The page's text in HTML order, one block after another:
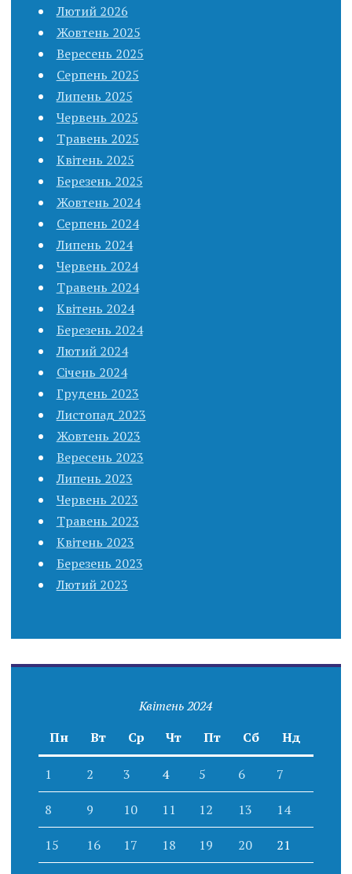
Лютий 2026
Жовтень 2025
Вересень 2025
Серпень 2025
Липень 2025
Червень 2025
Травень 2025
Квітень 2025
Березень 2025
Жовтень 2024
Серпень 2024
Липень 2024
Червень 2024
Травень 2024
Квітень 2024
Березень 2024
Лютий 2024
Січень 2024
Грудень 2023
Листопад 2023
Жовтень 2023
Вересень 2023
Липень 2023
Червень 2023
Травень 2023
Квітень 2023
Березень 2023
Лютий 2023
Квітень 2024
Пн
Вт Ср Чт Пт Сб Нд
1 2 3 4 5 6 7
8 9 10 11 12 13 14
15 16 17 18 19 20 21